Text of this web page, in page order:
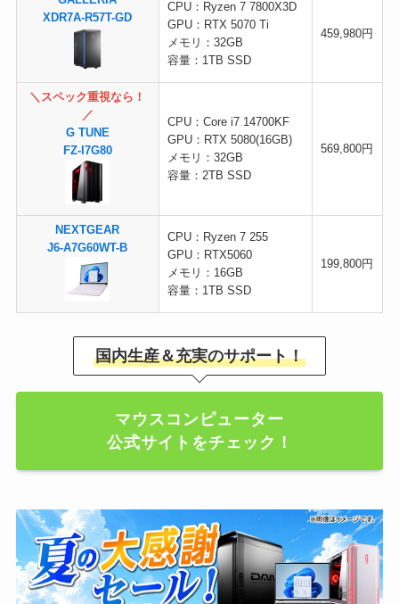
XDR7A-R57T-GD
CPU：Ryzen 7 7800X3D
GPU：RTX 5070 Ti
メモリ：32GB
容量：1TB SSD
459,980円
＼スペック重視なら！
／
G TUNE
FZ-I7G80
CPU：Core i7 14700KF
GPU：RTX 5080(16GB)
メモリ：32GB
容量：2TB SSD
569,800円
NEXTGEAR
J6-A7G60WT-B
CPU：Ryzen 7 255
GPU：RTX5060
メモリ：16GB
容量：1TB SSD
199,800円
国内生産＆充実のサポート！
マウスコンピューター
公式サイトをチェック！